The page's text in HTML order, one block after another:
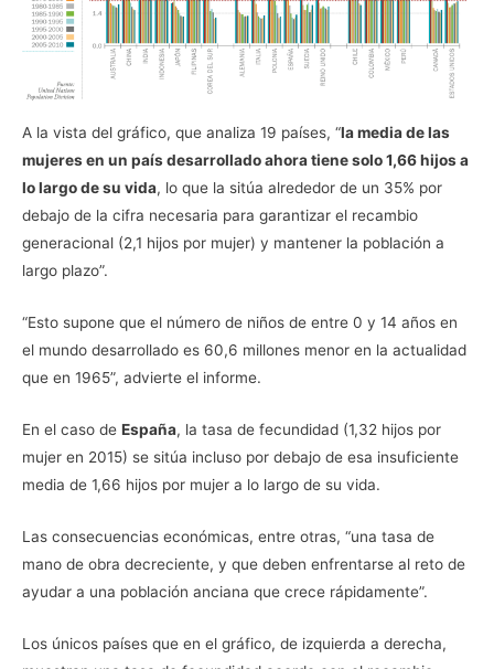
A la vista del gráfico, que analiza 19 países, “la media de las
mujeres en un país desarrollado ahora tiene solo 1,66 hijos a
lo largo de su vida, lo que la sitúa alrededor de un 35% por
debajo de la cifra necesaria para garantizar el recambio
generacional (2,1 hijos por mujer) y mantener la población a
largo plazo”.
“Esto supone que el número de niños de entre 0 y 14 años en
el mundo desarrollado es 60,6 millones menor en la actualidad
que en 1965”, advierte el informe.
En el caso de España, la tasa de fecundidad (1,32 hijos por
mujer en 2015) se sitúa incluso por debajo de esa insuficiente
media de 1,66 hijos por mujer a lo largo de su vida.
Las consecuencias económicas, entre otras, “una tasa de
mano de obra decreciente, y que deben enfrentarse al reto de
ayudar a una población anciana que crece rápidamente”.
Los únicos países que en el gráfico, de izquierda a derecha,